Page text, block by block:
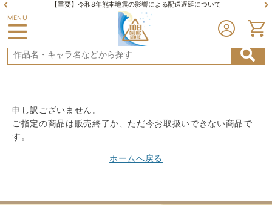
【重要】令和8年熊本地震の影響による配送遅延について
MENU
申し訳ございません。
ご指定の商品は販売終了か、ただ今お取扱いできない商品で
す。
ホームへ戻る